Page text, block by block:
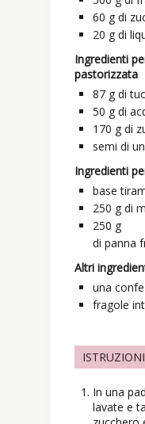
60 g di
20 g di
Ingredienti
pastorizzata
87 g di
50 g di
170 g di
semi di
Ingredienti
base
250 g di
250 g
di panna
Altri
una
fragole
ISTRUZIONI
In una
lavate e